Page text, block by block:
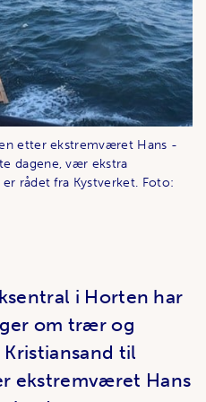
etter ekstremværet Hans -
dagene, vær ekstra
rådet fra Kystverket. Foto:
i Horten har
om trær og
til
ekstremværet Hans